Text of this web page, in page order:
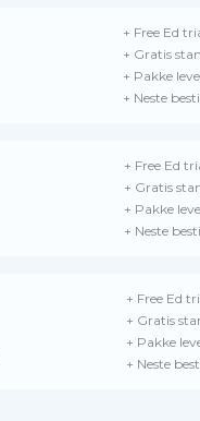
+ Free Ed
+ Gratis
+ Pakke
+ Neste
+ Free Ed
+ Gratis
+ Pakke
+ Neste
+ Free Ed
+ Gratis
+ Pakke
+ Neste